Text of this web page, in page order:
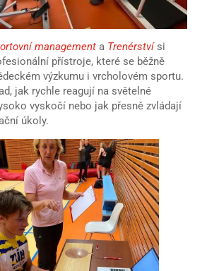
managementa Trenérstvísi
přístroje, které se běžně
výzkumu i vrcholovém sportu.
jak rychle reagují na světelné
vyskočí nebo jak přesně zvládají
úkoly.